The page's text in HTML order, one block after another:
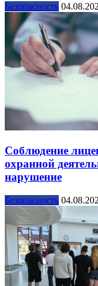
Безопасность
Соблюдение
охранной
нарушение
Безопасность